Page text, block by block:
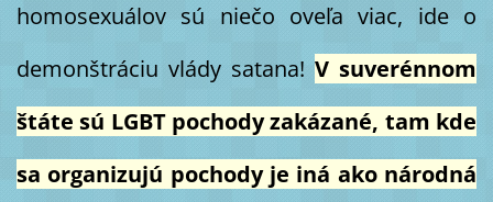
homosexuálov sú niečo oveľa viac, ide o
demonštráciu vlády satana!V suverénnom
štáte sú LGBT pochody zakázané, tam kde
sa organizujú pochody je iná ako národná